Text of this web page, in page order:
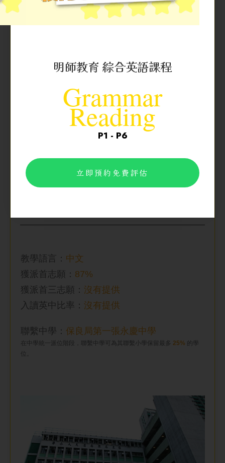
保良局陳南昌夫人小學
https://www.plkcnc.edu.hk
學校類別: 資助全日
教學語言： 中文
獲派首志願： 87%
獲派首三志願： 沒有提供
入讀英中比率 ： 沒有提供
聯繫中學： 保良局第一張永慶中學
在中學統一派位階段，聯繫中學可為其聯繫小學保留最多 25% 的學
位。
明師教育 綜合英語課程
Grammar
Reading
P1 - P6
立即預約免費評估